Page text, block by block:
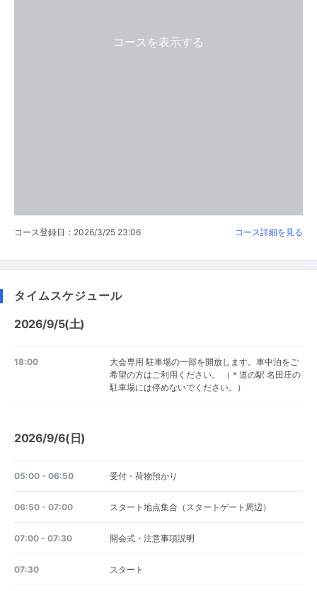
コースを表示する
コース登録日：2026/3/25 23:06 コース詳細を見る
タイムスケジュール
2026/9/5(土)
18:00
大会専用 駐車場の一部を開放します。車中泊をご
希望の方はご利用ください。 （＊道の駅 名田庄の
駐車場には停めないでください。）
2026/9/6(日)
05:00 - 06:50 受付・荷物預かり
06:50 - 07:00 スタート地点集合（スタートゲート周辺）
07:00 - 07:30 開会式・注意事項説明
07:30 スタート